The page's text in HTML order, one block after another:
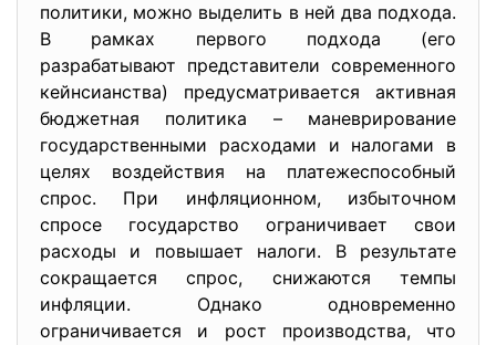
политики, можно выделить в ней два подхода.
В рамках первого подхода (его
разрабатывают представители современного
кейнсианства) предусматривается активная
бюджетная политика – маневрирование
государственными расходами и налогами в
целях воздействия на платежеспособный
спрос. При инфляционном, избыточном
спросе государство ограничивает свои
расходы и повышает налоги. В результате
сокращается спрос, снижаются темпы
инфляции. Однако одновременно
ограничивается и рост производства, что